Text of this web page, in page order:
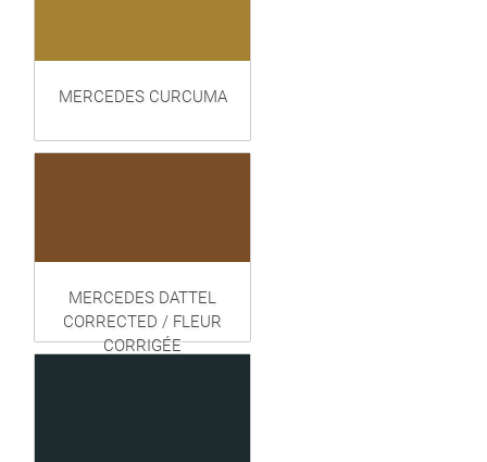
MERCEDES CURCUMA
MERCEDES DATTEL
CORRECTED / FLEUR
CORRIGÉE